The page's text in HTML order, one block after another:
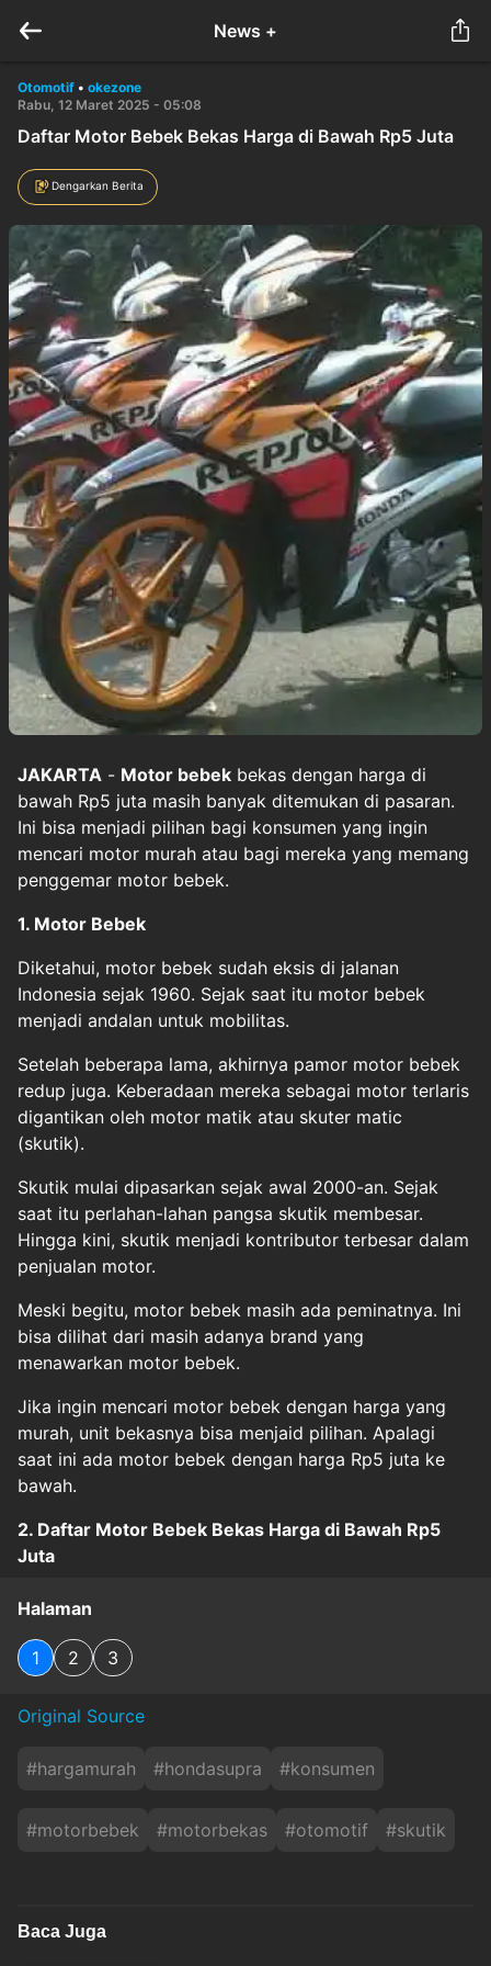
News +
Otomotif • okezone
Rabu, 12 Maret 2025 - 05:08
Daftar Motor Bebek Bekas Harga di Bawah Rp5 Juta
Dengarkan Berita
JAKARTA - Motor bebek bekas dengan harga di
bawah Rp5 juta masih banyak ditemukan di pasaran.
Ini bisa menjadi pilihan bagi konsumen yang ingin
mencari motor murah atau bagi mereka yang memang
penggemar motor bebek.
1. Motor Bebek
Diketahui, motor bebek sudah eksis di jalanan
Indonesia sejak 1960. Sejak saat itu motor bebek
menjadi andalan untuk mobilitas.
Setelah beberapa lama, akhirnya pamor motor bebek
redup juga. Keberadaan mereka sebagai motor terlaris
digantikan oleh motor matik atau skuter matic
(skutik).
Skutik mulai dipasarkan sejak awal 2000-an. Sejak
saat itu perlahan-lahan pangsa skutik membesar.
Hingga kini, skutik menjadi kontributor terbesar dalam
penjualan motor.
Meski begitu, motor bebek masih ada peminatnya. Ini
bisa dilihat dari masih adanya brand yang
menawarkan motor bebek.
Jika ingin mencari motor bebek dengan harga yang
murah, unit bekasnya bisa menjaid pilihan. Apalagi
saat ini ada motor bebek dengan harga Rp5 juta ke
bawah.
2. Daftar Motor Bebek Bekas Harga di Bawah Rp5
Juta
Halaman
1 2 3
Original Source
#hargamurah #hondasupra #konsumen
#motorbebek #motorbekas #otomotif #skutik
Baca Juga